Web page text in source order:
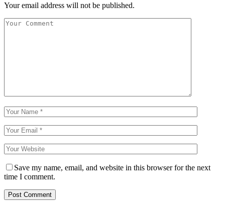
Your email address will not be published.
Save my name, email, and website in this browser for the next
time I comment.